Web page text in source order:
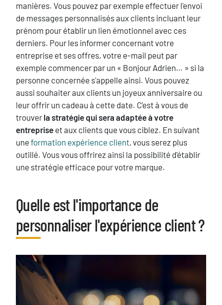
manières. Vous pouvez par exemple effectuer l'envoi
de messages personnalisés aux clients incluant leur
prénom pour établir un lien émotionnel avec ces
derniers. Pour les informer concernant votre
entreprise et ses offres, votre e-mail peut par
exemple commencer par un « Bonjour Adrien… » si la
personne concernée s'appelle ainsi. Vous pouvez
aussi souhaiter aux clients un joyeux anniversaire ou
leur offrir un cadeau à cette date. C'est à vous de
trouver la stratégie qui sera adaptée à votre
entreprise et aux clients que vous ciblez. En suivant
une formation expérience client, vous serez plus
outillé. Vous vous offrirez ainsi la possibilité d'établir
une stratégie efficace pour votre marque.
Titre
Quelle est l'importance de
personnaliser l'expérience client ?
image